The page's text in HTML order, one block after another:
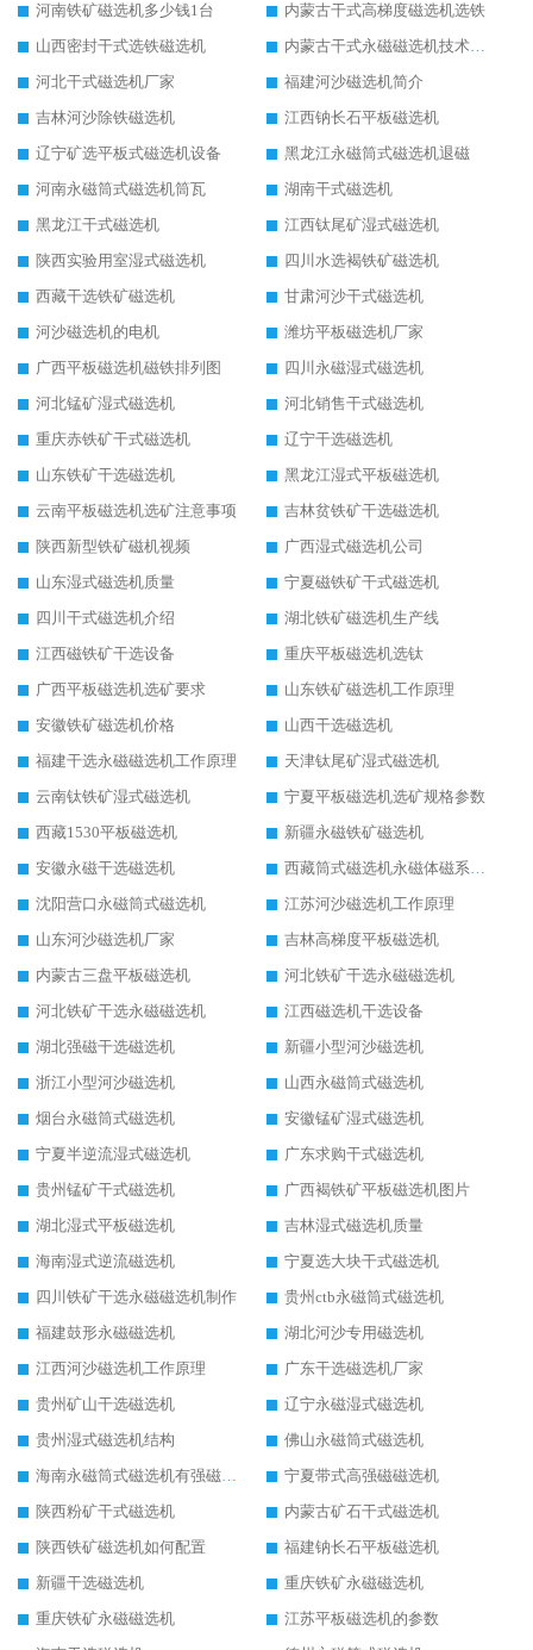
河南铁矿磁选机多少钱1台
内蒙古干式高梯度磁选机选铁
山西密封干式选铁磁选机
内蒙古干式永磁磁选机技术要求
河北干式磁选机厂家
福建河沙磁选机简介
吉林河沙除铁磁选机
江西钠长石平板磁选机
辽宁矿选平板式磁选机设备
黑龙江永磁筒式磁选机退磁
河南永磁筒式磁选机筒瓦
湖南干式磁选机
黑龙江干式磁选机
江西钛尾矿湿式磁选机
陕西实验用室湿式磁选机
四川水选褐铁矿磁选机
西藏干选铁矿磁选机
甘肃河沙干式磁选机
河沙磁选机的电机
潍坊平板磁选机厂家
广西平板磁选机磁铁排列图
四川永磁湿式磁选机
河北锰矿湿式磁选机
河北销售干式磁选机
重庆赤铁矿干式磁选机
辽宁干选磁选机
山东铁矿干选磁选机
黑龙江湿式平板磁选机
云南平板磁选机选矿注意事项
吉林贫铁矿干选磁选机
陕西新型铁矿磁机视频
广西湿式磁选机公司
山东湿式磁选机质量
宁夏磁铁矿干式磁选机
四川干式磁选机介绍
湖北铁矿磁选机生产线
江西磁铁矿干选设备
重庆平板磁选机选钛
广西平板磁选机选矿要求
山东铁矿磁选机工作原理
安徽铁矿磁选机价格
山西干选磁选机
福建干选永磁磁选机工作原理
天津钛尾矿湿式磁选机
云南钛铁矿湿式磁选机
宁夏平板磁选机选矿规格参数
西藏1530平板磁选机
新疆永磁铁矿磁选机
安徽永磁干选磁选机
西藏筒式磁选机永磁体磁系设计
沈阳营口永磁筒式磁选机
江苏河沙磁选机工作原理
山东河沙磁选机厂家
吉林高梯度平板磁选机
内蒙古三盘平板磁选机
河北铁矿干选永磁磁选机
河北铁矿干选永磁磁选机
江西磁选机干选设备
湖北强磁干选磁选机
新疆小型河沙磁选机
浙江小型河沙磁选机
山西永磁筒式磁选机
烟台永磁筒式磁选机
安徽锰矿湿式磁选机
宁夏半逆流湿式磁选机
广东求购干式磁选机
贵州锰矿干式磁选机
广西褐铁矿平板磁选机图片
湖北湿式平板磁选机
吉林湿式磁选机质量
海南湿式逆流磁选机
宁夏选大块干式磁选机
四川铁矿干选永磁磁选机制作
贵州ctb永磁筒式磁选机
福建鼓形永磁磁选机
湖北河沙专用磁选机
江西河沙磁选机工作原理
广东干选磁选机厂家
贵州矿山干选磁选机
辽宁永磁湿式磁选机
贵州湿式磁选机结构
佛山永磁筒式磁选机
海南永磁筒式磁选机有强磁的吗
宁夏带式高强磁磁选机
陕西粉矿干式磁选机
内蒙古矿石干式磁选机
陕西铁矿磁选机如何配置
福建钠长石平板磁选机
新疆干选磁选机
重庆铁矿永磁磁选机
重庆铁矿永磁磁选机
江苏平板磁选机的参数